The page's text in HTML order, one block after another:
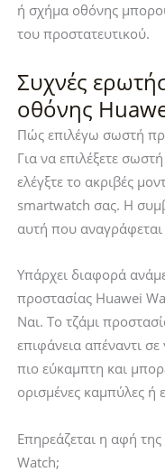
ή σχήμα οθόνης
του προστατευτικού.
Συχνές
οθόνης
Πώς επιλέγω σωστή
Για να επιλέξετε
ελέγξτε το ακριβές
smartwatch σας. Η
αυτή που
Υπάρχει διαφορά
προστασίας Huawei
Ναι. Το τζάμι
επιφάνεια απέναντι
πιο εύκαμπτη και
ορισμένες καμπύλες ή
Επηρεάζεται η αφή
Watch;